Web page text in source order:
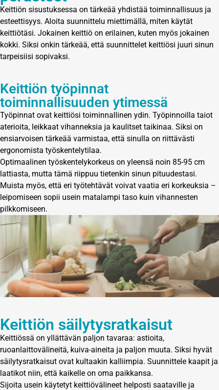
Keittiön sisustuksessa on tärkeää yhdistää toiminnallisuus ja
esteettisyys. Aloita suunnittelu miettimällä, miten käytät
keittiötäsi. Jokainen keittiö on erilainen, kuten myös jokainen
kokki. Siksi onkin tärkeää, että suunnittelet keittiösi juuri sinun
tarpeisiisi sopivaksi.
Keittiön työpinnat
toiminnallisuuden ytimessä
Työpinnat ovat keittiösi toiminnallinen ydin. Työpinnoilla taiot
aterioita, leikkaat vihanneksia ja kaulitset taikinaa. Siksi on
ensiarvoisen tärkeää varmistaa, että sinulla on riittävästi
ergonomista työskentelytilaa.
Optimaalinen työskentelykorkeus on yleensä noin 85-95 cm
lattiasta, mutta tämä riippuu tietenkin sinun pituudestasi.
Muista myös, että eri työtehtävät voivat vaatia eri korkeuksia –
leipomiseen sopii usein matalampi taso kuin vihannesten
pilkkomiseen.
Keittiön säilytysratkaisut
Keittiössä on yllättävän paljon tavaraa: astioita,
ruoanlaittovälineitä, kuiva-aineita ja paljon muuta. Siksi hyvät
säilytysratkaisut ovat kultaakin kalliimpia. Suunnittele kaapit ja
laatikot niin, että kaikelle on oma paikkansa.
Sijoita usein käytetyt keittiövälineet helposti saataville ja